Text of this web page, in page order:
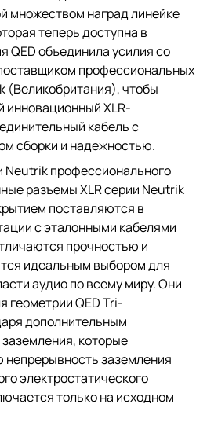
множеством наград линейке
теперь доступна в
QED объединила усилия со
профессиональных
(Великобритания), чтобы
инновационный XLR-
кабель с
сборки и надежностью.
профессионального
разъемы XLR серии Neutrik
поставляются в
с эталонными кабелями
прочностью и
идеальным выбором для
аудио по всему миру. Они
геометрии QED Tri-
дополнительным
которые
заземления
электростатического
только на исходном